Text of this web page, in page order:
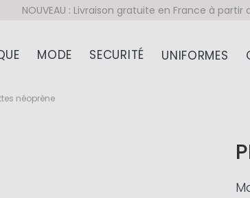
NOUVEAU : Livraison gratuite en France à partir
MODE SECURITÉ UNIFORMES
néoprène